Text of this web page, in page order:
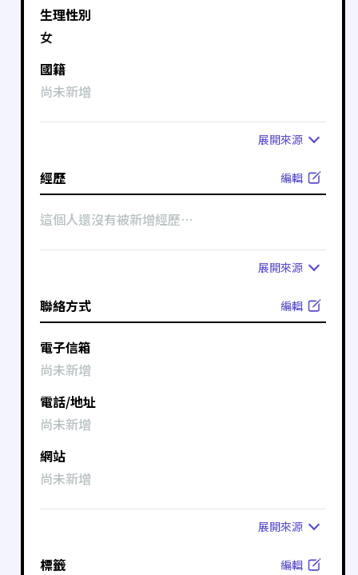
生理性別
女
國籍
尚未新增
展開來源
經歷 編輯
這個人還沒有被新增經歷⋯
展開來源
聯絡方式 編輯
電子信箱
尚未新增
電話/地址
尚未新增
網站
尚未新增
展開來源
標籤 編輯